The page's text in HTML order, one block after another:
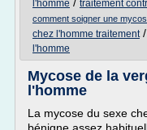
l'homme
traitement
comment soigner une
chez l'homme traitement/
l'homme
Mycose de la
l'homme
La mycose du sexe